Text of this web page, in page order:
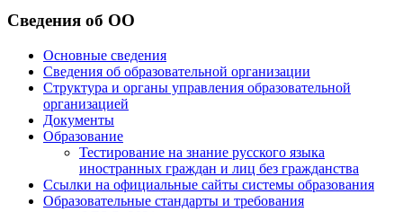
Сведения об ОО
Основные сведения
Сведения об образовательной организации
Структура и органы управления образовательной
организацией
Документы
Образование
Тестирование на знание русского языка
иностранных граждан и лиц без гражданства
Ссылки на официальные сайты системы образования
Образовательные стандарты и требования